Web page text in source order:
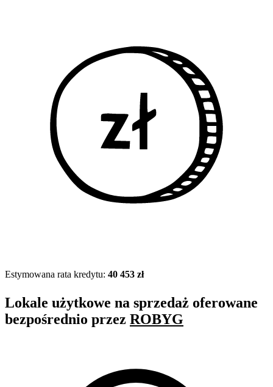
Estymowana rata kredytu: 40 453 zł
Lokale użytkowe na sprzedaż oferowane
bezpośrednio przez ROBYG